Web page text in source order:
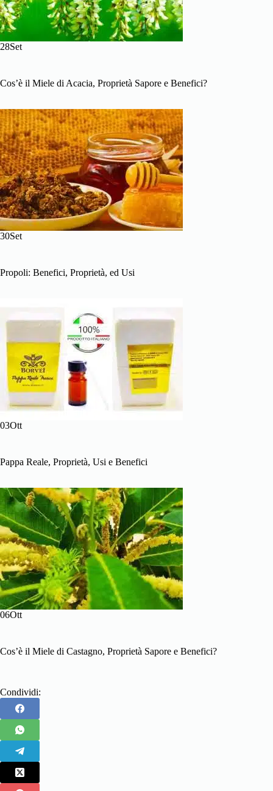
28Set
Cos’è il Miele di Acacia, Proprietà Sapore e Benefici?
30Set
Propoli: Benefici, Proprietà, ed Usi
03Ott
Pappa Reale, Proprietà, Usi e Benefici
06Ott
Cos’è il Miele di Castagno, Proprietà Sapore e Benefici?
Condividi: